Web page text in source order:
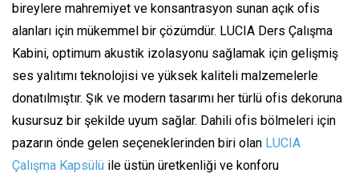
bireylere mahremiyet ve konsantrasyon sunan açık ofis
alanları için mükemmel bir çözümdür. LUCIA Ders Çalışma
Kabini, optimum akustik izolasyonu sağlamak için gelişmiş
ses yalıtımı teknolojisi ve yüksek kaliteli malzemelerle
donatılmıştır. Şık ve modern tasarımı her türlü ofis dekoruna
kusursuz bir şekilde uyum sağlar. Dahili ofis bölmeleri için
pazarın önde gelen seçeneklerinden biri olan LUCIA
Çalışma Kapsülü ile üstün üretkenliği ve konforu